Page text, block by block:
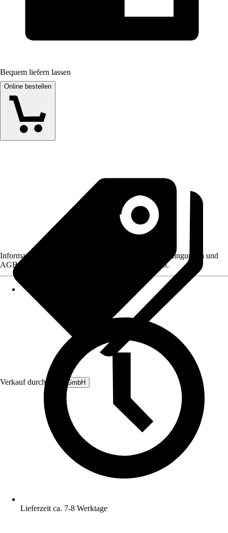
Bequem liefern lassen
Online bestellen
Verkauf durch: B&L GmbH
Informationen des Verkäufers, wie z. B. Rückgabebedingungen und
AGB, finden Sie bei Klick auf den Verkäufernamen.
Lieferzeit ca. 7-8 Werktage